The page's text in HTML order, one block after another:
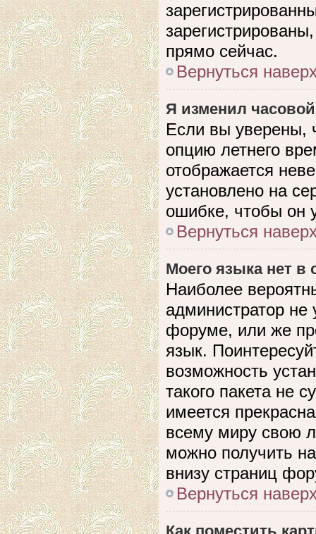
прямо сейчас.
Вернуться
Я изменил
Если вы уверены,
опцию летнего
отображается
установлено на
ошибке, чтобы он
Вернуться
Моего языка нет в
Наиболее
администратор не
форуме, или же
язык.
возможность
такого пакета не
имеется
всему миру свою
можно получить
внизу страниц
Вернуться